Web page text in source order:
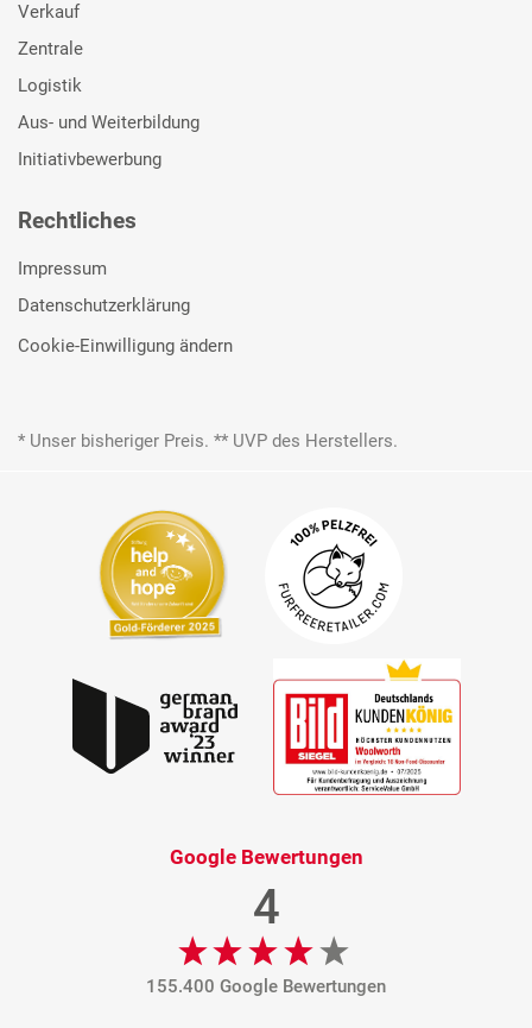
Verkauf
Zentrale
Logistik
Aus- und Weiterbildung
Initiativbewerbung
Rechtliches
Impressum
Datenschutzerklärung
Cookie-Einwilligung ändern
* Unser bisheriger Preis. ** UVP des Herstellers.
Google Bewertungen
4
155.400 Google Bewertungen